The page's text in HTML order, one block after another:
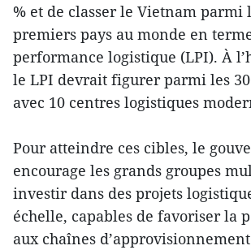
% et de classer le Vietnam parmi
premiers pays au monde en
performance logistique (LPI). À
le LPI devrait figurer parmi les
avec 10 centres logistiques
Pour atteindre ces cibles, le
encourage les grands groupes
investir dans des projets
échelle, capables de favoriser la
aux chaînes